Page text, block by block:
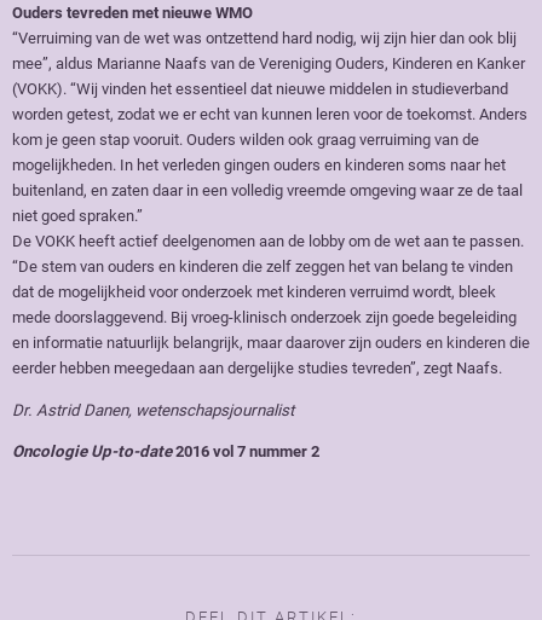
Ouders tevreden met nieuwe WMO
“Verruiming van de wet was ontzettend hard nodig, wij zijn hier dan ook blij
mee”, aldus Marianne Naafs van de Vereniging Ouders, Kinderen en Kanker
(VOKK). “Wij vinden het essentieel dat nieuwe middelen in studieverband
worden getest, zodat we er echt van kunnen leren voor de toekomst. Anders
kom je geen stap vooruit. Ouders wilden ook graag verruiming van de
mogelijkheden. In het verleden gingen ouders en kinderen soms naar het
buitenland, en zaten daar in een volledig vreemde omgeving waar ze de taal
niet goed spraken.”
De VOKK heeft actief deelgenomen aan de lobby om de wet aan te passen.
“De stem van ouders en kinderen die zelf zeggen het van belang te vinden
dat de mogelijkheid voor onderzoek met kinderen verruimd wordt, bleek
mede doorslaggevend. Bij vroeg-klinisch onderzoek zijn goede begeleiding
en informatie natuurlijk belangrijk, maar daarover zijn ouders en kinderen die
eerder hebben meegedaan aan dergelijke studies tevreden”, zegt Naafs.
Dr. Astrid Danen, wetenschapsjournalist
Oncologie Up-to-date2016 vol 7 nummer 2